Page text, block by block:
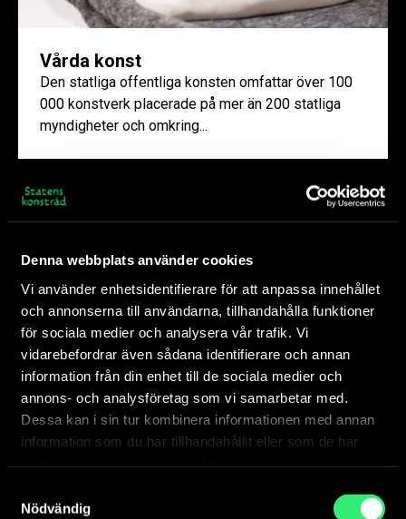
Denna webbplats använder cookies
Vi använder enhetsidentifierare för att anpassa innehållet
och annonserna till användarna, tillhandahålla funktioner
för sociala medier och analysera vår trafik. Vi
vidarebefordrar även sådana identifierare och annan
information från din enhet till de sociala medier och
annons- och analysföretag som vi samarbetar med.
Dessa kan i sin tur kombinera informationen med annan
information som du har tillhandahållit eller som de har
Nödvändig
Vårda konst
Den statliga offentliga konsten omfattar över 100
000 konstverk placerade på mer än 200 statliga
myndigheter och omkring...
Inventering
Statens offentliga konstsamling ska inventeras